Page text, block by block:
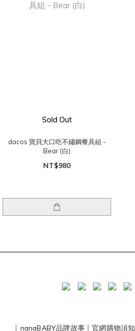
Sold Out
dacos 寶貝大口吃不鏽鋼餐具組 -
Bear (白)
NT$980
丨 nanaBABY品牌故事丨官網購物須知